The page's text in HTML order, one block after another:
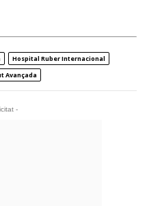
Hospital Ruber Internacional
Avançada
-